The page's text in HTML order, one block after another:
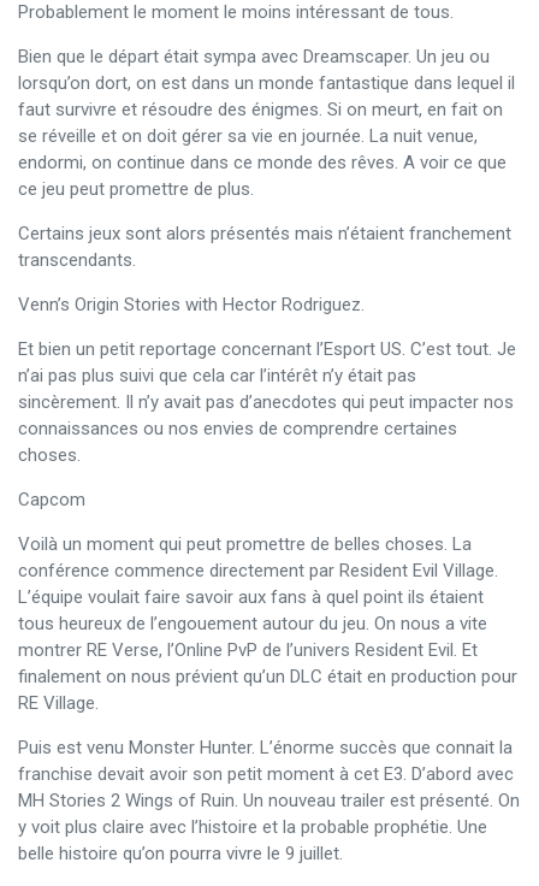
Probablement le moment le moins intéressant de tous.
Bien que le départ était sympa avec Dreamscaper. Un jeu ou
lorsqu’on dort, on est dans un monde fantastique dans lequel il
faut survivre et résoudre des énigmes. Si on meurt, en fait on
se réveille et on doit gérer sa vie en journée. La nuit venue,
endormi, on continue dans ce monde des rêves. A voir ce que
ce jeu peut promettre de plus.
Certains jeux sont alors présentés mais n’étaient franchement
transcendants.
Venn’s Origin Stories with Hector Rodriguez.
Et bien un petit reportage concernant l’Esport US. C’est tout. Je
n’ai pas plus suivi que cela car l’intérêt n’y était pas
sincèrement. Il n’y avait pas d’anecdotes qui peut impacter nos
connaissances ou nos envies de comprendre certaines
choses.
Capcom
Voilà un moment qui peut promettre de belles choses. La
conférence commence directement par Resident Evil Village.
L’équipe voulait faire savoir aux fans à quel point ils étaient
tous heureux de l’engouement autour du jeu. On nous a vite
montrer RE Verse, l’Online PvP de l’univers Resident Evil. Et
finalement on nous prévient qu’un DLC était en production pour
RE Village.
Puis est venu Monster Hunter. L’énorme succès que connait la
franchise devait avoir son petit moment à cet E3. D’abord avec
MH Stories 2 Wings of Ruin. Un nouveau trailer est présenté. On
y voit plus claire avec l’histoire et la probable prophétie. Une
belle histoire qu’on pourra vivre le 9 juillet.